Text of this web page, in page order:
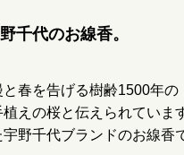
千代のお線香。
春を告げる樹齢1500年
えの桜と伝えられてい
野千代ブランドのお線香